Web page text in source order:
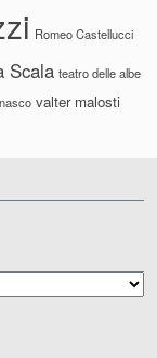
Romeo Castellucci
Scala teatro delle albe
valter malosti